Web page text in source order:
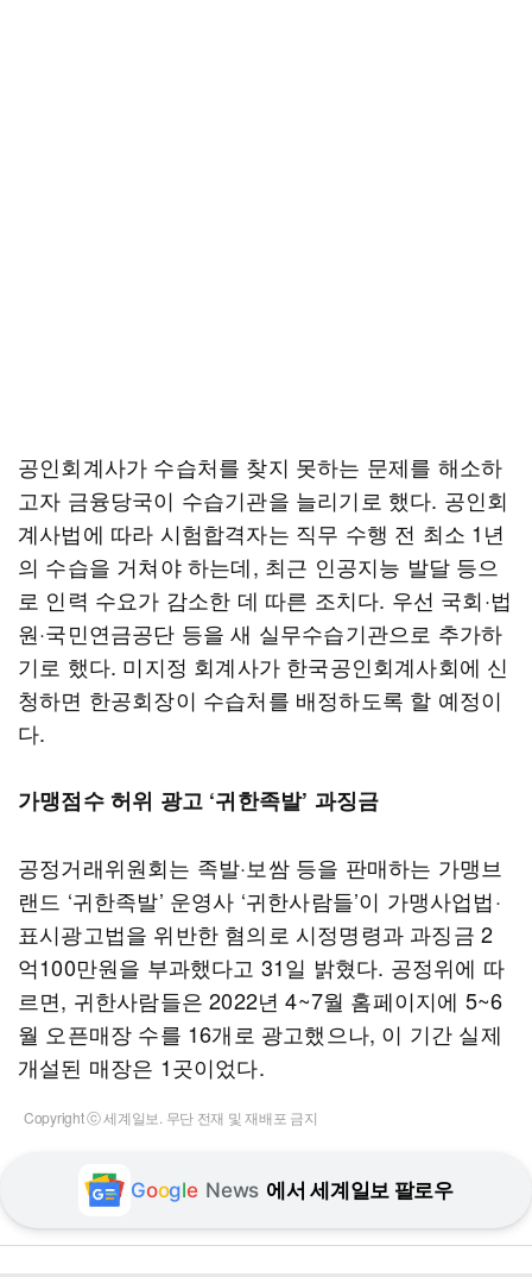
공인회계사가 수습처를 찾지 못하는 문제를 해소하
고자 금융당국이 수습기관을 늘리기로 했다. 공인회
계사법에 따라 시험합격자는 직무 수행 전 최소 1년
의 수습을 거쳐야 하는데, 최근 인공지능 발달 등으
로 인력 수요가 감소한 데 따른 조치다. 우선 국회·법
원·국민연금공단 등을 새 실무수습기관으로 추가하
기로 했다. 미지정 회계사가 한국공인회계사회에 신
청하면 한공회장이 수습처를 배정하도록 할 예정이
다.
가맹점수 허위 광고 ‘귀한족발’ 과징금
공정거래위원회는 족발·보쌈 등을 판매하는 가맹브
랜드 ‘귀한족발’ 운영사 ‘귀한사람들’이 가맹사업법·
표시광고법을 위반한 혐의로 시정명령과 과징금 2
억100만원을 부과했다고 31일 밝혔다. 공정위에 따
르면, 귀한사람들은 2022년 4~7월 홈페이지에 5~6
월 오픈매장 수를 16개로 광고했으나, 이 기간 실제
개설된 매장은 1곳이었다.
Copyright ⓒ 세계일보. 무단 전재 및 재배포 금지
Google News 에서 세계일보 팔로우